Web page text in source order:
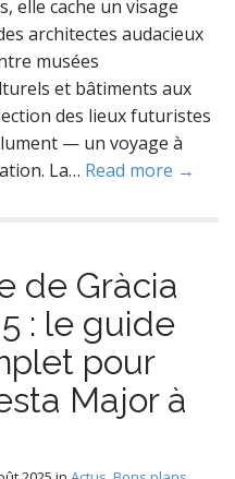
elle cache un visage
architectes audacieux
musées
et bâtiments aux
des lieux futuristes
— un voyage à
La… Read more →
de Gràcia
: le guide
pour
Major à